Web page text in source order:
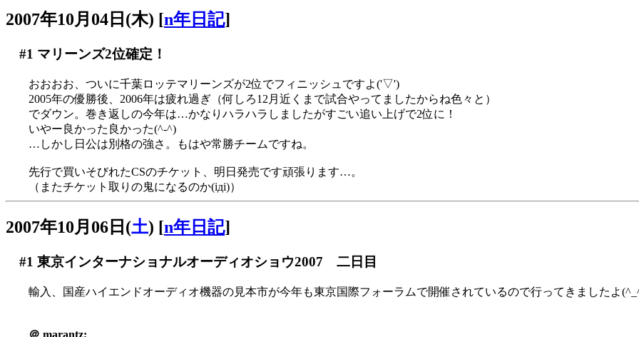
2007年10月04日(木) [n年日記]
#1 マリーンズ2位確定！
おおおお、ついに千葉ロッテマリーンズが2位でフィニッシュですよ('▽')
2005年の優勝後、2006年は疲れ過ぎ（何しろ12月近くまで試合やってましたからね色々と）
でダウン。巻き返しの今年は…かなりハラハラしましたがすごい追い上げで2位に！
いやー良かった良かった(^-^)
…しかし日公は別格の強さ。もはや常勝チームですね。
先行で買いそびれたCSのチケット、明日発売です頑張ります…。
（またチケット取りの鬼になるのか(iдi)）
2007年10月06日(土) [n年日記]
#1 東京インターナショナルオーディオショウ2007 二日目
輸入、国産ハイエンドオーディオ機器の見本市が今年も東京国際フォーラムで開催されているので行ってきましたよ